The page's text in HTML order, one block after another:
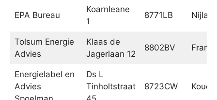
EPA Bureau
Koarnleane
1
8771LB
Tolsum Energie
Advies
Klaas de
Jagerlaan 12
8802BV
Energielabel en
Advies
Ds L
Tinholtstraat
8723CW